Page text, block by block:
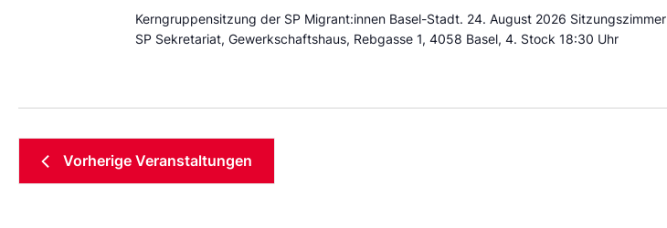
Kerngruppensitzung der SP Migrant:innen Basel-Stadt. 24. August 2026 Sitzungszimmer
SP Sekretariat, Gewerkschaftshaus, Rebgasse 1, 4058 Basel, 4. Stock 18:30 Uhr
Vorherige Veranstaltungen